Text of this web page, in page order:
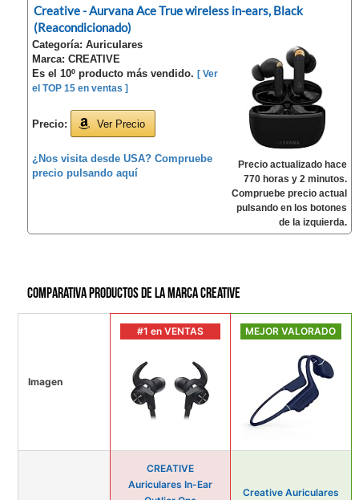
Creative - Aurvana Ace True wireless in-ears, Black
(Reacondicionado)
Categoría: Auriculares
Marca: CREATIVE
Es el 10º producto más vendido.[ Ver
el TOP 15 en ventas ]
Precio: Ver Precio
¿Nos visita desde USA? Compruebe
precio pulsando aquí
Precio actualizado hace
770 horas y 2 minutos.
Compruebe precio actual
pulsando en los botones
de la izquierda.
Comparativa productos de la marca CREATIVE
Imagen
#1 en VENTAS MEJOR VALORADO
CREATIVE
Auriculares In-Ear
Creative Auriculares